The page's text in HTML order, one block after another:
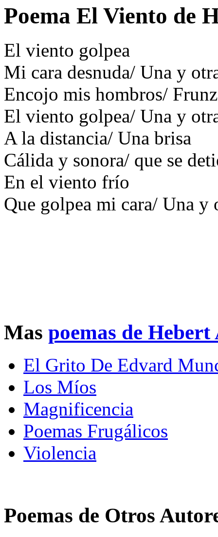
Poema El Viento de
El viento golpea
Mi cara desnuda/ Una y
Encojo mis hombros/
El viento golpea/ Una y
A la distancia/ Una brisa
Cálida y sonora/ que se
En el viento frío
Que golpea mi cara/ Una y
Mas poemas de
El Grito De Edvard
Los Míos
Magnificencia
Poemas Frugálicos
Violencia
Poemas de Otros